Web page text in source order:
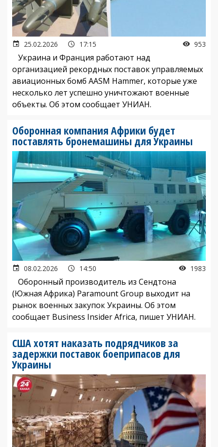
25.02.2026 17:15 953
Украина и Франция работают над
организацией рекордных поставок управляемых
авиационных бомб AASM Hammer, которые уже
несколько лет успешно уничтожают военные
объекты. Об этом сообщает УНИАН.
Оборонная компания Африки будет
поставлять бронемашины для Украины
08.02.2026 14:50 1983
Оборонный производитель из Сендтона
(Южная Африка) Paramount Group выходит на
рынок военных закупок Украины. Об этом
сообщает Business Insider Africa, пишет УНИАН.
США хотят наказать подрядчиков за
задержки поставок боеприпасов для
Украины